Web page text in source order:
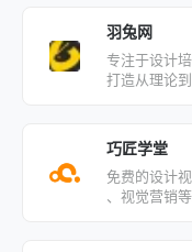
羽兔网
专注于设计
打造从理论
巧匠学堂
免费的设计
、视觉营销